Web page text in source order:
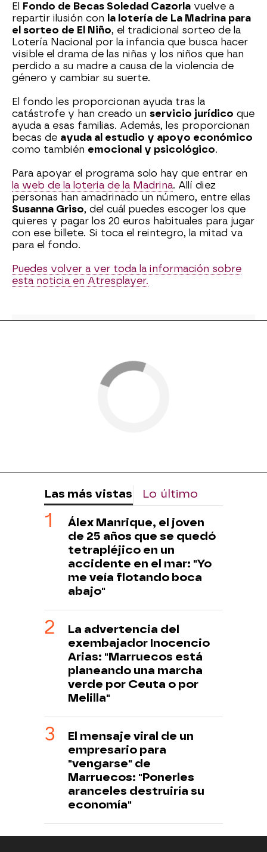
El Fondo de Becas Soledad Cazorla vuelve a
repartir ilusión con la lotería de La Madrina para
el sorteo de El Niño, el tradicional sorteo de la
Lotería Nacional por la infancia que busca hacer
visible el drama de las niñas y los niños que han
perdido a su madre a causa de la violencia de
género y cambiar su suerte.
El fondo les proporcionan ayuda tras la
catástrofe y han creado un servicio jurídico que
ayuda a esas familias. Además, les proporcionan
becas de ayuda al estudio y apoyo económico
como también emocional y psicológico.
Para apoyar el programa solo hay que entrar en
la web de la loteria de la Madrina. Allí diez
personas han amadrinado un número, entre ellas
Susanna Griso, del cuál puedes escoger los que
quieres y pagar los 20 euros habituales para jugar
con ese billete. Si toca el reintegro, la mitad va
para el fondo.
Puedes volver a ver toda la información sobre
esta noticia en Atresplayer.
Las más vistas Lo último
Álex Manrique, el joven
de 25 años que se quedó
tetrapléjico en un
accidente en el mar: "Yo
me veía flotando boca
abajo"
La advertencia del
exembajador Inocencio
Arias: "Marruecos está
planeando una marcha
verde por Ceuta o por
Melilla"
El mensaje viral de un
empresario para
"vengarse" de
Marruecos: "Ponerles
aranceles destruiría su
economía"